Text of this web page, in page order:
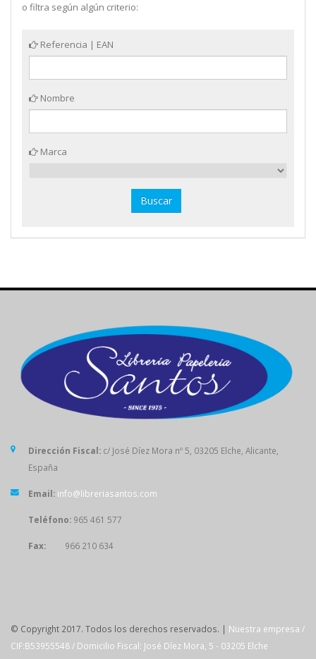
o filtra según algún criterio:
Referencia | EAN
Nombre
Marca
Dirección Fiscal: c/ José Díez Mora nº 5, 03205 Elche, Alicante,
España
Email: info@libreriasantos.com
Teléfono: 965 461 577
Fax: 966 210 634
© Copyright 2017. Todos los derechos reservados. | Nuestra empresa /
CIF:B53955548 / Domicilio Fiscal: José Díez Mora, 5 - 03205 Elche